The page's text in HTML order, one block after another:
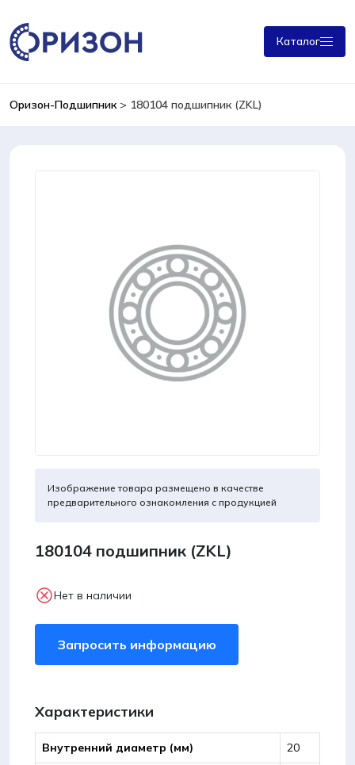
Каталог
Оризон-Подшипник> 180104 подшипник (ZKL)
Изображение товара размещено в качестве
предварительного ознакомления с продукцией
180104 подшипник (ZKL)
Нет в наличии
Запросить информацию
Характеристики
Внутренний диаметр (мм) 20